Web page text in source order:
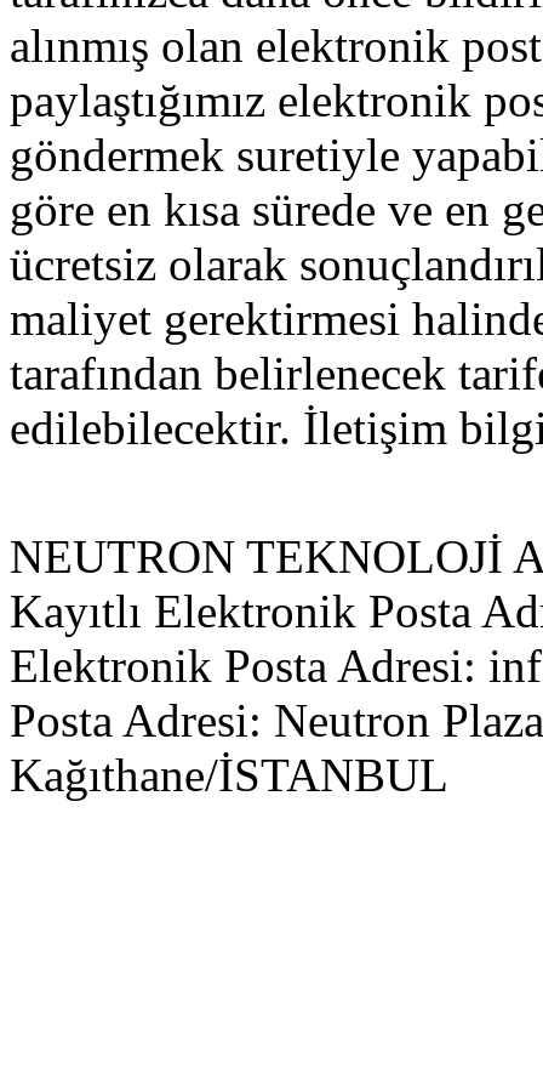
alınmış olan elektronik
paylaştığımız elektronik
göndermek suretiyle
göre en kısa sürede ve en
ücretsiz olarak
maliyet gerektirmesi
tarafından belirlenecek
edilebilecektir. İletişim
NEUTRON TEKNOLOJİ
Kayıtlı Elektronik Posta
Elektronik Posta Adresi:
Posta Adresi: Neutron
Kağıthane/İSTANBUL